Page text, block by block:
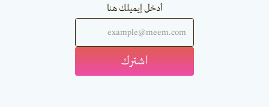
أدخل إيميلك هنا